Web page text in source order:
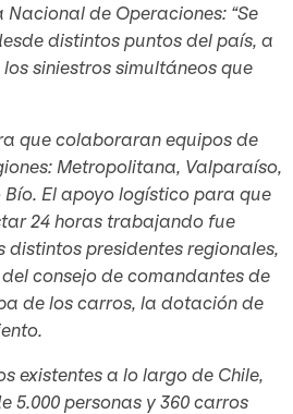
de Operaciones: “Se
distintos puntos del país, a
siniestros simultáneos que
que colaboraran equipos de
Metropolitana, Valparaíso,
Bío. El apoyo logístico para que
24 horas trabajando fue
presidentes regionales,
consejo de comandantes de
de los carros, la dotación de
existentes a lo largo de Chile,
5.000 personas y 360 carros